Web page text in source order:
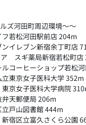
ズ河田町周辺環境～～
若松河田駅前店 204m
イレブン新宿余丁町店
スギ薬局新宿若松町店
コーヒーショップ若松
東京女子医科大学 352m
子医科大学病院
天郵便局 206m
戸山図書館 444m
立富久さくら公園